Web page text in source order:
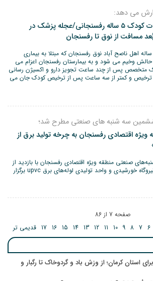
می دهد:
ماجرای فوت کودک ۵ ساله رفسنجانی/عجله پزشک در
مسافت از نوق تا رفسنجان
رضا، کودک ۵ ساله اهل ناصح آباد نوق رفسنجان که مبتلا به بیماری
وخیم می شود و به بیمارستان رفسنجان اعزام می
متخصص پس از چند ساعت تجویز دارو و اکسیژن رسانی
ترخیص و کمتر از سه ساعت پس از ترخیص کودک جان می
سه شنبه های صنعتی مطرح شد؛
ویژه اقتصادی رفسنجان به چرخه تولید برق از
صنعتی منطقه ویژه اقتصادی رفسنجان با بازدید از
روند احداث نیروگاه خورشیدی و واحد تولیدی لوله‌های برق upvc برگزار
صفحه 7 از 86
6
7
8
9
10
11
12
13
14
15
16
17 قدیمی تر
استان کرمان؛ از وزش باد و گردوخاک تا رگبار و